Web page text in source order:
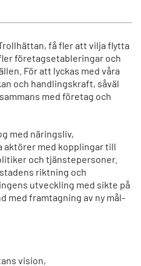
få fler att vilja flytta
företagsetableringar och
För att lyckas med våra
och handlingskraft, såväl
med företag och
med näringsliv,
med kopplingar till
och tjänstepersoner.
riktning och
utveckling med sikte på
med framtagning av ny mål-
vision,